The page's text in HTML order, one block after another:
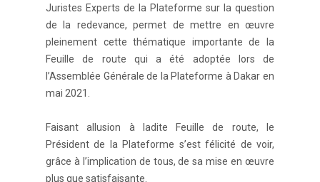
Juristes Experts de la Plateforme sur la question
de la redevance, permet de mettre en œuvre
pleinement cette thématique importante de la
Feuille de route qui a été adoptée lors de
l’Assemblée Générale de la Plateforme à Dakar en
mai 2021.
Faisant allusion à ladite Feuille de route, le
Président de la Plateforme s’est félicité de voir,
grâce à l’implication de tous, de sa mise en œuvre
plus que satisfaisante.